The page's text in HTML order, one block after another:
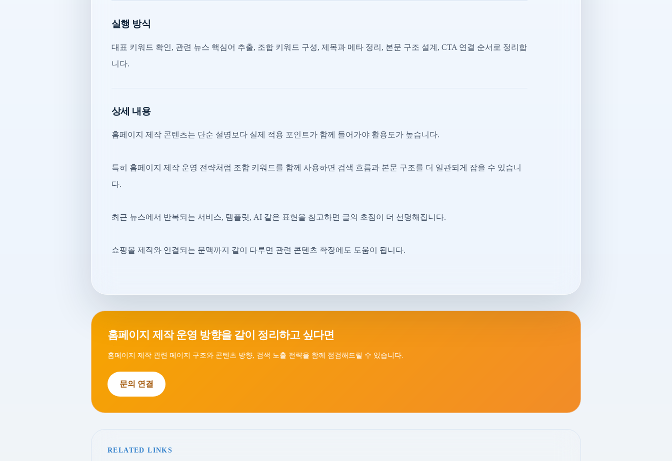
실행 방식
대표 키워드 확인, 관련 뉴스 핵심어 추출, 조합 키워드 구성, 제목과 메타 정리, 본문 구조 설계, CTA 연결 순서로 정리합
니다.
상세 내용
홈페이지 제작 콘텐츠는 단순 설명보다 실제 적용 포인트가 함께 들어가야 활용도가 높습니다.
특히 홈페이지 제작 운영 전략처럼 조합 키워드를 함께 사용하면 검색 흐름과 본문 구조를 더 일관되게 잡을 수 있습니
다.
최근 뉴스에서 반복되는 서비스, 템플릿, AI 같은 표현을 참고하면 글의 초점이 더 선명해집니다.
쇼핑몰 제작와 연결되는 문맥까지 같이 다루면 관련 콘텐츠 확장에도 도움이 됩니다.
홈페이지 제작 운영 방향을 같이 정리하고 싶다면
홈페이지 제작 관련 페이지 구조와 콘텐츠 방향, 검색 노출 전략을 함께 점검해드릴 수 있습니다.
문의 연결
RELATED LINKS